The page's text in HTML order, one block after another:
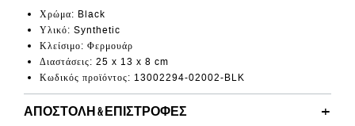
Χρώμα: Black
Υλικό: Synthetic
Κλείσιμο: Φερμουάρ
Διαστάσεις: 25 x 13 x 8 cm
Κωδικός προϊόντος: 13002294-02002-BLK
ΑΠΟΣΤΟΛΉ & ΕΠΙΣΤΡΟΦΈΣ